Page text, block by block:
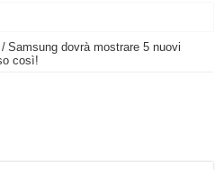
lo appoggi e fa tutto lui! (Senza
/ Samsung dovrà mostrare 5 nuovi
così!